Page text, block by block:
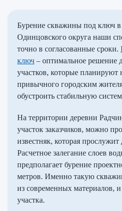
Бурение скважины под ключ
Одинцовского округа наши
точно в согласованные сроки.
ключ – оптимальное решение
участков, которые планируют
привычного городским
обустроить стабильную
На территории деревни
участок заказчиков, можно
известняк, которая прослужит
Расчетное залегание слоев
предполагает бурение
метров. Именно такую
из современных материалов,
участка.